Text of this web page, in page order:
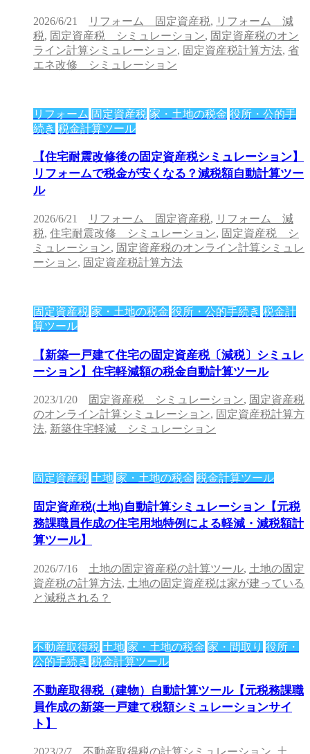
2026/6/21 リフォーム 固定資産税, リフォーム 減
税, 固定資産税 シミュレーション, 固定資産税のオン
ライン計算シミュレーション, 固定資産税計算方法, 省
エネ改修 シミュレーション
リフォーム 固定資産税 家・土地の税金 役所・公的手
続き 税金計算ツール
【住宅耐震改修後の固定資産税シミュレーション】
リフォームで税金が安くなる？減税額自動計算ツー
ル
2026/6/21 リフォーム 固定資産税, リフォーム 減
税, 住宅耐震改修 シミュレーション, 固定資産税 シ
ミュレーション, 固定資産税のオンライン計算シミュレ
ーション, 固定資産税計算方法
固定資産税 家・土地の税金 役所・公的手続き 税金計
算ツール
【新築一戸建て住宅の固定資産税〔減税〕シミュレ
ーション】住宅軽減額の税金自動計算ツール
2023/1/20 固定資産税 シミュレーション, 固定資産税
のオンライン計算シミュレーション, 固定資産税計算方
法, 新築住宅軽減 シミュレーション
固定資産税 土地 家・土地の税金 税金計算ツール
固定資産税(土地)自動計算シミュレーション【元税
務課職員作成の住宅用地特例による軽減・減税額計
算ツール】
2026/7/16 土地の固定資産税の計算ツール, 土地の固定
資産税の計算方法, 土地の固定資産税は家が建っている
と減税される？
不動産取得税 土地 家・土地の税金 家・間取り 役所・
公的手続き 税金計算ツール
不動産取得税（建物）自動計算ツール【元税務課職
員作成の新築一戸建て税額シミュレーションサイ
ト】